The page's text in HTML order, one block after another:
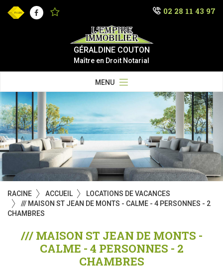
Facebook 02 28 11 43 97
GÉRALDINE COUTON
Maître en Droit Notarial
MENU
RACINE ACCUEIL
LOCATIONS DE VACANCES
/// MAISON ST JEAN DE MONTS - CALME - 4 PERSONNES - 2
CHAMBRES
/// MAISON ST JEAN DE MONTS -
CALME - 4 PERSONNES - 2
CHAMBRES